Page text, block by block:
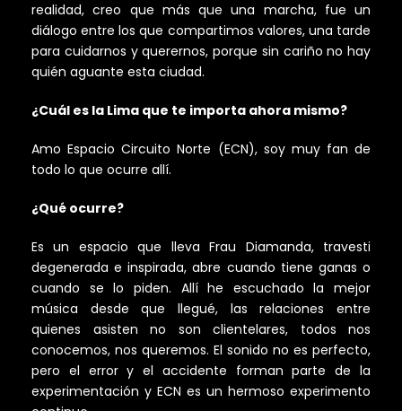
realidad, creo que más que una marcha, fue un
diálogo entre los que compartimos valores, una tarde
para cuidarnos y querernos, porque sin cariño no hay
quién aguante esta ciudad.
¿Cuál es la Lima que te importa ahora mismo?
Amo Espacio Circuito Norte (ECN), soy muy fan de
todo lo que ocurre allí.
¿Qué ocurre?
Es un espacio que lleva Frau Diamanda, travesti
degenerada e inspirada, abre cuando tiene ganas o
cuando se lo piden. Allí he escuchado la mejor
música desde que llegué, las relaciones entre
quienes asisten no son clientelares, todos nos
conocemos, nos queremos. El sonido no es perfecto,
pero el error y el accidente forman parte de la
experimentación y ECN es un hermoso experimento